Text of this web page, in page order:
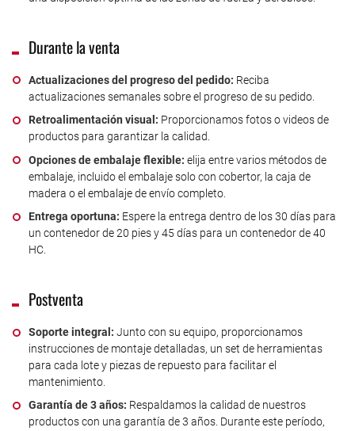
Durante la venta
Actualizaciones del progreso del pedido: Reciba
actualizaciones semanales sobre el progreso de su pedido.
Retroalimentación visual: Proporcionamos fotos o videos de
productos para garantizar la calidad.
Opciones de embalaje flexible: elija entre varios métodos de
embalaje, incluido el embalaje solo con cobertor, la caja de
madera o el embalaje de envío completo.
Entrega oportuna: Espere la entrega dentro de los 30 días para
un contenedor de 20 pies y 45 días para un contenedor de 40
HC.
Postventa
Soporte integral: Junto con su equipo, proporcionamos
instrucciones de montaje detalladas, un set de herramientas
para cada lote y piezas de repuesto para facilitar el
mantenimiento.
Garantía de 3 años: Respaldamos la calidad de nuestros
productos con una garantía de 3 años. Durante este período,